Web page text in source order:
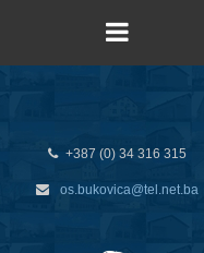
+387 (0) 34 316 315
os.bukovica@tel.net.ba